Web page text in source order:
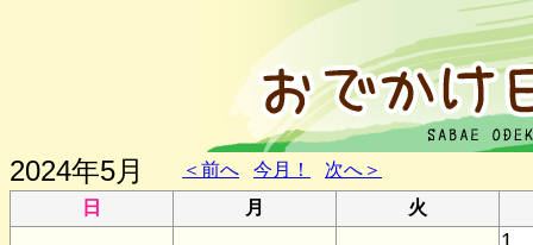
2024年5月 ＜前へ 今月！
次へ＞
日
月 火
1